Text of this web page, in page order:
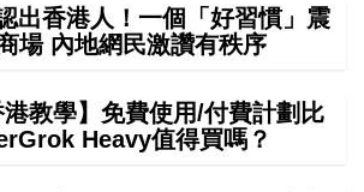
出香港人！一個「好習慣」震
場 內地網民激讚有秩序
港教學】免費使用/付費計劃比
Heavy值得買嗎？